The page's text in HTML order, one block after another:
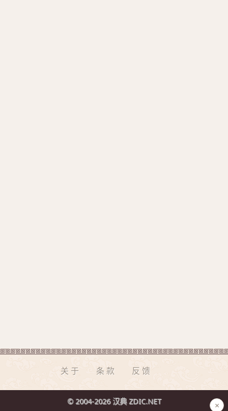
关于 条款 反馈
© 2004-2026 汉典 ZDIC.NET ×